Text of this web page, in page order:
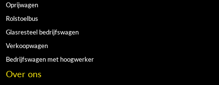
Oprijwagen
Rolstoelbus
Glasresteel bedrijfswagen
Verkoopwagen
Bedrijfswagen met hoogwerker
Over ons